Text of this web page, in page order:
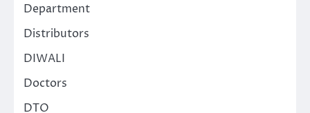
Department
Distributors
DIWALI
Doctors
DTO